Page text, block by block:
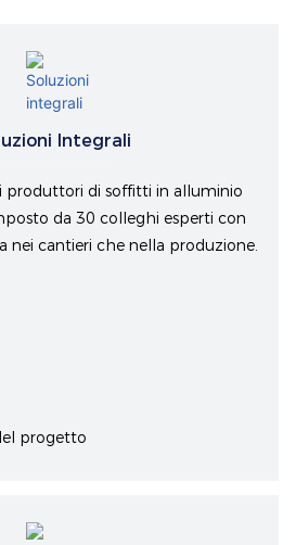
Integrali
produttori di soffitti in alluminio
da 30 colleghi esperti con
nei cantieri che nella produzione.
progetto